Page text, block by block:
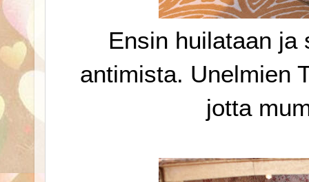
Ensin huilataan ja
antimista. Unelmien
jotta